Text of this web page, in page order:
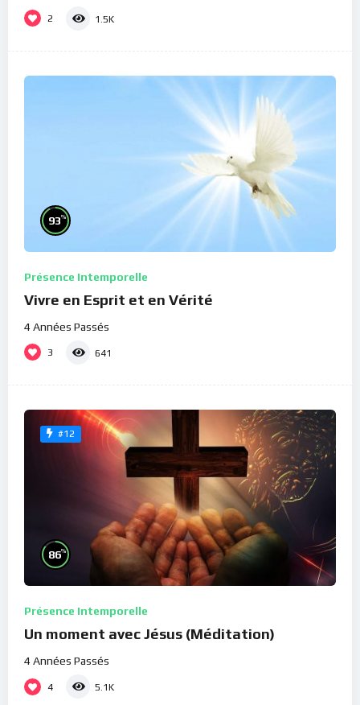
2 1.5K
93%
Présence Intemporelle
Vivre en Esprit et en Vérité
4 Années Passés
3 641
#12
86%
Présence Intemporelle
Un moment avec Jésus (Méditation)
4 Années Passés
4 5.1K